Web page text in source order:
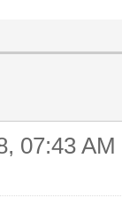
07:43 AM